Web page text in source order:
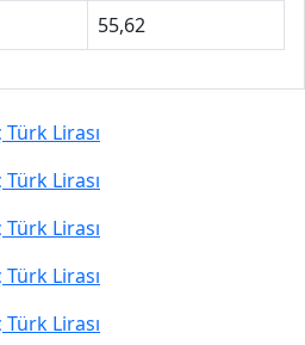
55,62
Lirası
Lirası
Lirası
Lirası
Lirası